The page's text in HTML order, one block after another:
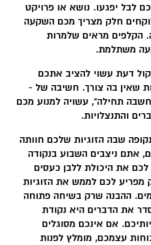
לבל יפגעו. נושא או פרויקט
חלק מצריך מכם השקעה
הקלפים מראים שלמרות
משתלמת.
דעת עשוי להציב אתכם
שאין בה צורך. חשיבה של -
תחילה", עשויה למנוע מכם
והתנצלויות.
שבה הזוגיות שלכם חוותה
אתם ניצבים השבוע בנקודה
את היכולת ללבן כעסים
מפריע לכם לממש את הזוגיות
ההבנה שרק בשיחה פתוחה
את הדברים היא נקודת
אם אינכם מסוגלים
עצמכם, מומלץ לפנות